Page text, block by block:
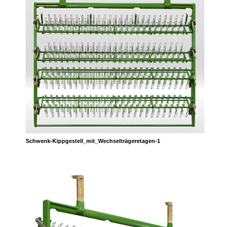
Schwenk-Kippgestell_mit_Wechselträgeretagen-1